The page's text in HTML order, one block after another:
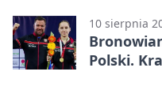
10 sierpnia
Polski.